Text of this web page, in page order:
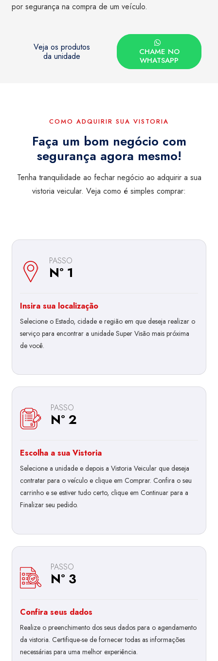
por segurança na compra de um veículo.
Veja os produtos
da unidade
CHAME NO
WHATSAPP
COMO ADQUIRIR SUA VISTORIA
Faça um bom negócio com
segurança agora mesmo!
Tenha tranquilidade ao fechar negócio ao adquirir a sua
vistoria veicular. Veja como é simples comprar:
PASSO
Nº 1
Insira sua localização
Selecione o Estado, cidade e região em que deseja realizar o
serviço para encontrar a unidade Super Visão mais próxima
de você.
PASSO
Nº 2
Escolha a sua Vistoria
Selecione a unidade e depois a Vistoria Veicular que deseja
contratar para o veículo e clique em Comprar. Confira o seu
carrinho e se estiver tudo certo, clique em Continuar para a
Finalizar seu pedido.
PASSO
Nº 3
Confira seus dados
Realize o preenchimento dos seus dados para o agendamento
da vistoria. Certifique-se de fornecer todas as informações
necessárias para uma melhor experiência.